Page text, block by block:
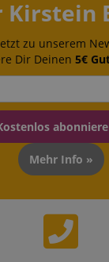
Kirstein
zu unserem
Dir Deinen 5€
Mehr Info »